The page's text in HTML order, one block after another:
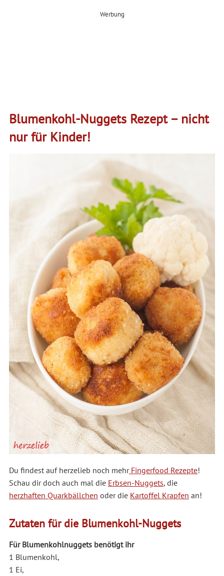
Werbung
Blumenkohl-Nuggets Rezept – nicht
nur für Kinder!
Du findest auf herzelieb noch mehrFingerfood Rezepte!
Schau dir doch auch mal die Erbsen-Nuggets, die
herzhaften Quarkbällchen oder die Kartoffel Krapfen an!
Zutaten für die Blumenkohl-Nuggets
Für Blumenkohlnuggets benötigt ihr
1 Blumenkohl,
1 Ei,